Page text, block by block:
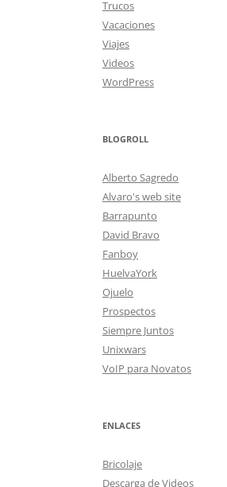
Trucos
Vacaciones
Viajes
Videos
WordPress
BLOGROLL
Alberto Sagredo
Alvaro's web site
Barrapunto
David Bravo
Fanboy
HuelvaYork
Ojuelo
Prospectos
Siempre Juntos
Unixwars
VoIP para Novatos
ENLACES
Bricolaje
Descarga de Videos